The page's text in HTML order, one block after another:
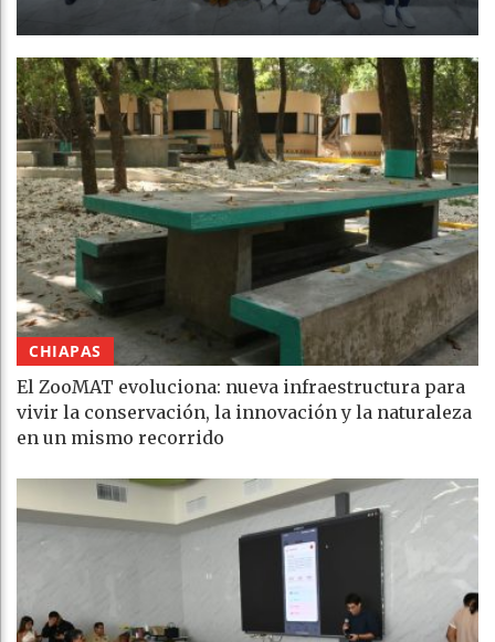
CHIAPAS
El ZooMAT evoluciona: nueva infraestructura para
vivir la conservación, la innovación y la naturaleza
en un mismo recorrido